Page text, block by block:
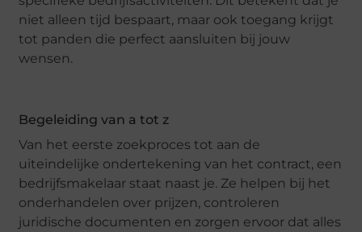
niet alleen tijd bespaart, maar ook toegang krijgt
tot panden die perfect aansluiten bij jouw
wensen.
Begeleiding van a tot z
Van het eerste zoekproces tot aan de
uiteindelijke ondertekening van het contract, een
bedrijfsmakelaar staat naast je. Ze helpen bij het
onderhandelen over prijzen, controleren
juridische documenten en zorgen ervoor dat alles